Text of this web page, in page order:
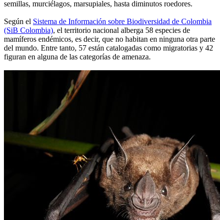
semillas, murciélagos, marsupiales, hasta diminutos roedores.
Según el Sistema de Información sobre Biodiversidad de Colombia
(SiB Colombia), el territorio nacional alberga 58 especies de
mamíferos endémicos, es decir, que no habitan en ninguna otra parte
del mundo. Entre tanto, 57 están catalogadas como migratorias y 42
figuran en alguna de las categorías de amenaza.